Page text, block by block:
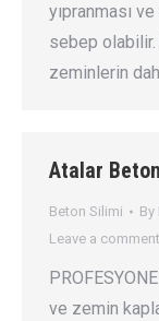
yıpranması
sebep
zeminlerin
Atalar
Beton Silimi By
Leave a comment
ve zemin